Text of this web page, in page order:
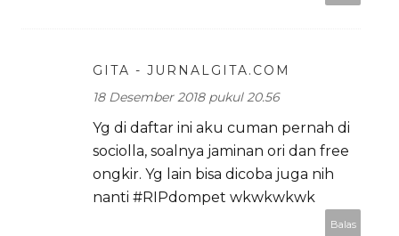
GITA - JURNALGITA.COM
18 Desember 2018 pukul 20.56
Yg di daftar ini aku cuman pernah di
sociolla, soalnya jaminan ori dan free
ongkir. Yg lain bisa dicoba juga nih
nanti #RIPdompet wkwkwkwk
Balas